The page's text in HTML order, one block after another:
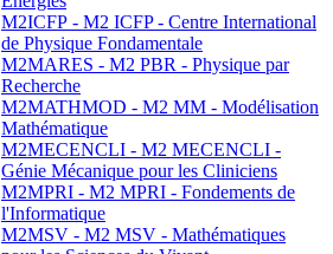
M2ICFP - M2 ICFP - Centre International
de Physique Fondamentale
M2MARES - M2 PBR - Physique par
Recherche
M2MATHMOD - M2 MM - Modélisation
Mathématique
M2MECENCLI - M2 MECENCLI -
Génie Mécanique pour les Cliniciens
M2MPRI - M2 MPRI - Fondements de
l'Informatique
M2MSV - M2 MSV - Mathématiques